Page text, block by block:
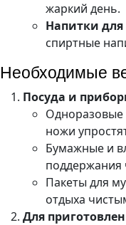
жаркий день.
Напитки для
спиртные
Необходимые
Посуда и
Одноразовые
ножи
Бумажные и
поддержания
Пакеты для
отдыха
Для